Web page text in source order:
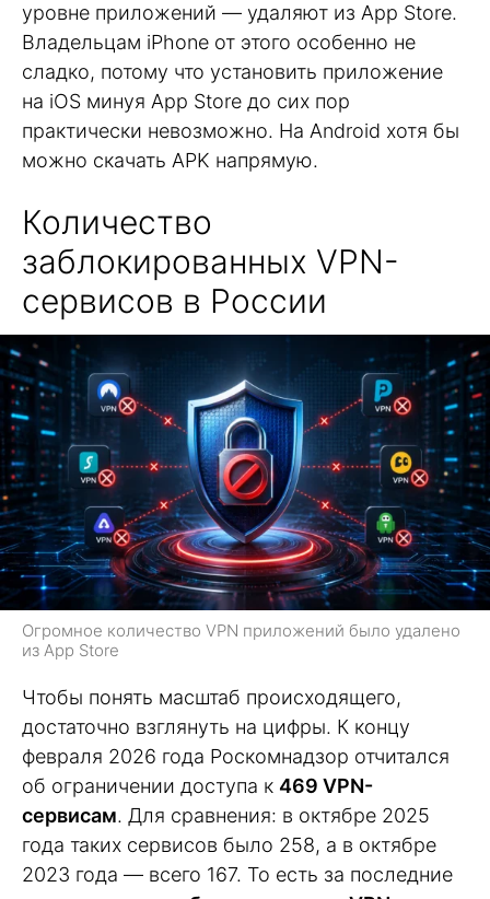
уровне приложений — удаляют из App Store.
Владельцам iPhone от этого особенно не
сладко, потому что установить приложение
на iOS минуя App Store до сих пор
практически невозможно. На Android хотя бы
можно скачать APK напрямую.
Количество
заблокированных VPN-
сервисов в России
Огромное количество VPN приложений было удалено
из App Store
Чтобы понять масштаб происходящего,
достаточно взглянуть на цифры. К концу
февраля 2026 года Роскомнадзор отчитался
об ограничении доступа к 469 VPN-
сервисам. Для сравнения: в октябре 2025
года таких сервисов было 258, а в октябре
2023 года — всего 167. То есть за последние